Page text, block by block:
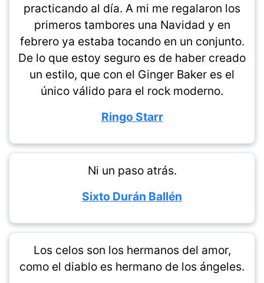
practicando al día. A mi me regalaron los
primeros tambores una Navidad y en
febrero ya estaba tocando en un conjunto.
De lo que estoy seguro es de haber creado
un estilo, que con el Ginger Baker es el
único válido para el rock moderno.
Ringo Starr
Ni un paso atrás.
Sixto Durán Ballén
Los celos son los hermanos del amor,
como el diablo es hermano de los ángeles.